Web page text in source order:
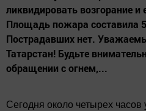
ликвидировать возгорание и
Площадь пожара составила
Пострадавших нет.
Татарстан! Будьте
обращении с огнем,...
Сегодня около четырех часов